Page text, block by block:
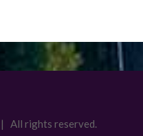
| All rights reserved.